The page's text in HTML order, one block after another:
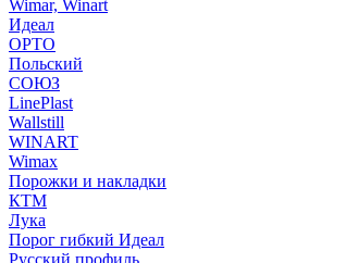
Wimar, Winart
Идеал
ОРТО
Польский
СОЮЗ
LinePlast
Wallstill
WINART
Wimax
Порожки и накладки
КТМ
Лука
Порог гибкий Идеал
Русский профиль